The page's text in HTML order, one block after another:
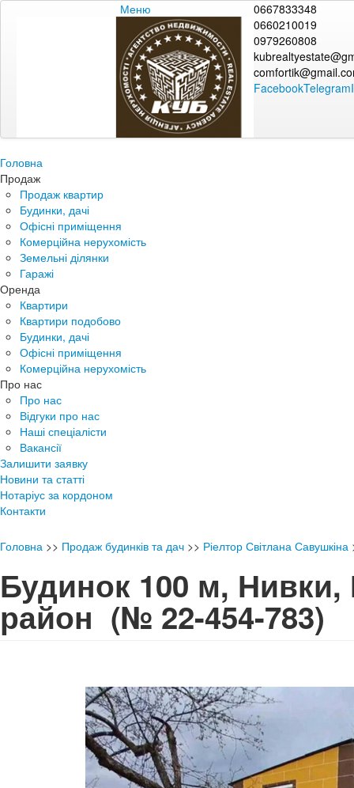
Меню
0667833348
0660210019
0979260808
FacebookTelegram
Головна
Продаж
Продаж квартир
Будинки, дачі
Офісні приміщення
Комерційна нерухомість
Земельні ділянки
Гаражі
Оренда
Квартири
Квартири подобово
Будинки, дачі
Офісні приміщення
Комерційна нерухомість
Про нас
Про нас
Відгуки про нас
Наші спеціалісти
Вакансії
Залишити заявку
Новини та статті
Нотаріус за кордоном
Контакти
Головна >> Продаж будинків та дач >> Ріелтор Світлана Савушкіна
Будинок 100 м, Нивки,
район (№ 22-454-783)